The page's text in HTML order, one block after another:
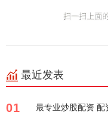
最近发表
01 最专业炒股配资 配